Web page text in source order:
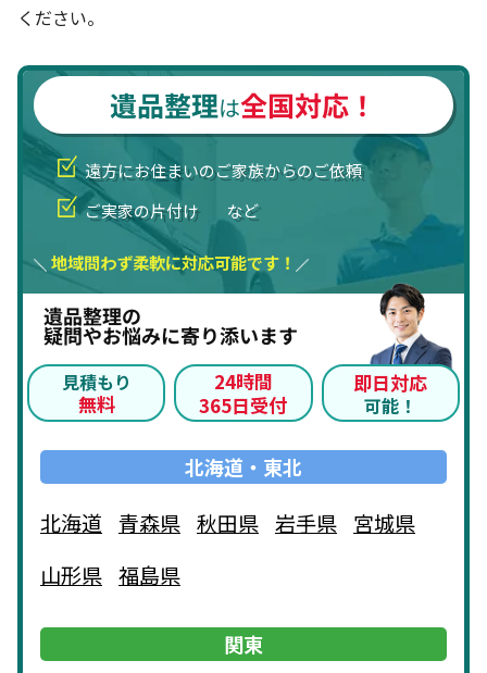
ください。
遺品整理は全国対応！
遠方にお住まいのご家族からのご依頼
ご実家の片付け
など
地域問わず柔軟に対応可能です！
遺品整理の
疑問やお悩みに寄り添います
見積もり
無料
24時間
365日受付
即日対応
可能！
北海道・東北
北海道 青森県 秋田県 岩手県 宮城県
山形県 福島県
関東